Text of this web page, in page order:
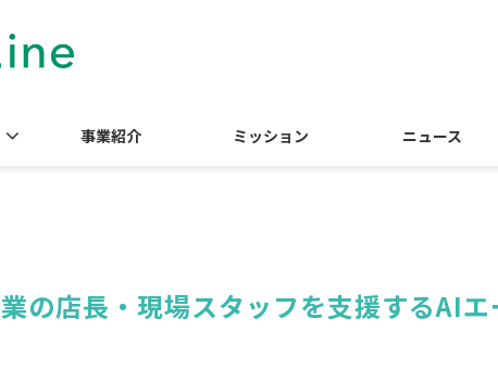
事業紹介 ミッション ニュース
の店長・現場スタッフを支援するAI